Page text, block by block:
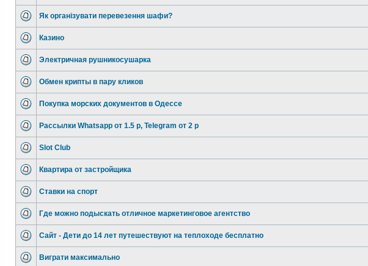
Як організувати перевезення шафи?
Казино
Электричная рушникосушарка
Обмен крипты в пару кликов
Покупка морских документов в Одессе
Рассылки Whatsapp от 1.5 р, Telegram от 2 р
Slot Club
Квартира от застройщика
Ставки на спорт
Где можно подыскать отличное маркетинговое агентство
Сайт - Дети до 14 лет путешествуют на теплоходе бесплатно
Виграти максимально